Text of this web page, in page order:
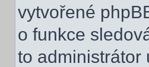
vytvořené
o funkce
to administrátor